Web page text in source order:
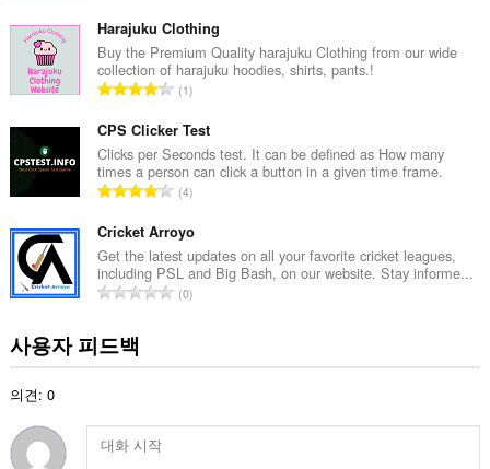
급
수
Harajuku Clothing
Buy the Premium Quality harajuku Clothing from our wide
collection of harajuku hoodies, shirts, pants.!
총
급
수
:
1
CPS Clicker Test
Clicks per Seconds test. It can be defined as How many
times a person can click a button in a given time frame.
총
급
수
:
4
Cricket Arroyo
Get the latest updates on all your favorite cricket leagues,
including PSL and Big Bash, on our website. Stay informe...
총
0
사용자 피드백
의견: 0